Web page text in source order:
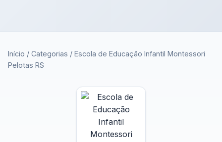
Início / Categorias / Escola de Educação Infantil Montessori
Pelotas RS